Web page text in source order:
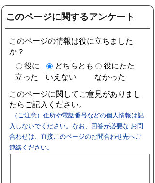
このページに関するアンケート
このページの情報は役に立ちました
か？
役に
立った
どちらとも
いえない
役にたた
なかった
このページに関してご意見がありまし
たらご記入ください。
（ご注意）住所や電話番号などの個人情報は記
入しないでください。なお、回答が必要な お問
合わせは、直接このページのお問合わせ先へご
連絡ください。